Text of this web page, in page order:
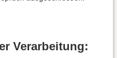
Verarbeitung: